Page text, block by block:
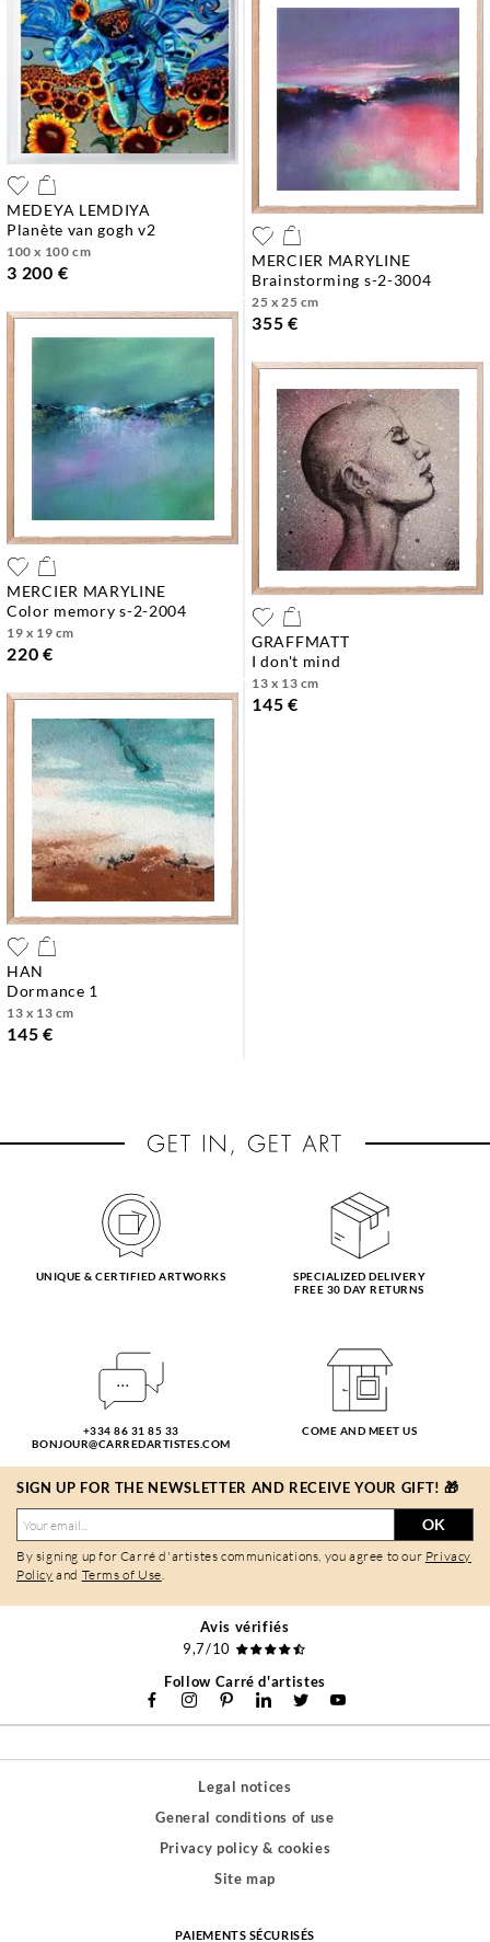
MEDEYA LEMDIYA
planète van gogh v2
100 x 100 cm
3 200 €
MERCIER MARYLINE
brainstorming s-2-3004
25 x 25 cm
355 €
MERCIER MARYLINE
color memory s-2-2004
19 x 19 cm
220 €
GRAFFMATT
i don't mind
13 x 13 cm
145 €
HAN
dormance 1
13 x 13 cm
145 €
UNIQUE & CERTIFIED ARTWORKS
SPECIALIZED DELIVERY
FREE 30 DAY RETURNS
+334 86 31 85 33
BONJOUR@CARREDARTISTES.COM
COME AND MEET US
SIGN UP FOR THE NEWSLETTER AND RECEIVE YOUR GIFT! 🎁
OK
By signing up for Carré d'artistes communications, you agree to our Privacy
Policy and Terms of Use.
Avis vérifiés
9,7/10
Follow Carré d'artistes
Legal notices
General conditions of use
Privacy policy & cookies
Site map
PAIEMENTS SÉCURISÉS